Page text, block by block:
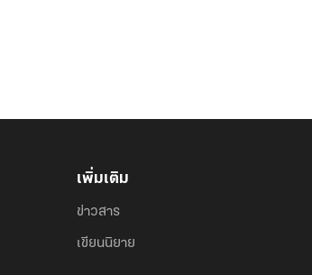
เพิ่มเติม
ข่าวสาร
เขียนนิยาย